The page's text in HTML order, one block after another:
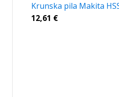
Krunska pila Makita
12,61 €